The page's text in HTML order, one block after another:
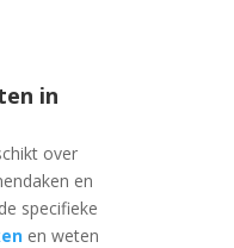
in
over
en
specifieke
en weten